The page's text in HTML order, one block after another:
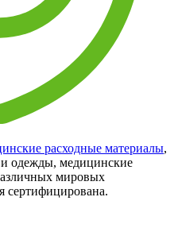
расходные материалы,
и одежды, медицинские
мировых
сертифицирована.